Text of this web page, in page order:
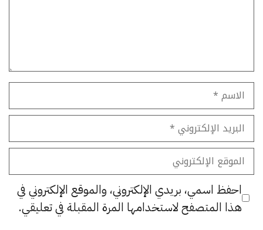
الاسم
البريد
الإلكتروني
الموقع
الإلكتروني
احفظ اسمي، بريدي الإلكتروني، والموقع الإلكتروني في
هذا المتصفح لاستخدامها المرة المقبلة في تعليقي.